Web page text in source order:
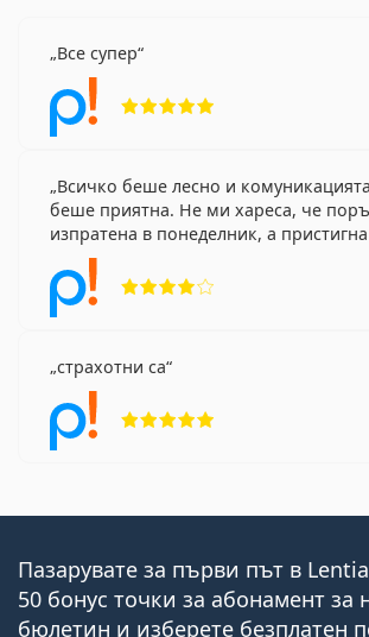
Все супер
Всичко беше лесно и
беше приятна. Не ми хареса, че
изпратена в понеделник, а
страхотни са
Пазарувате за първи път в
50 бонус точки за абонамент за
бюлетин и изберете безплатен